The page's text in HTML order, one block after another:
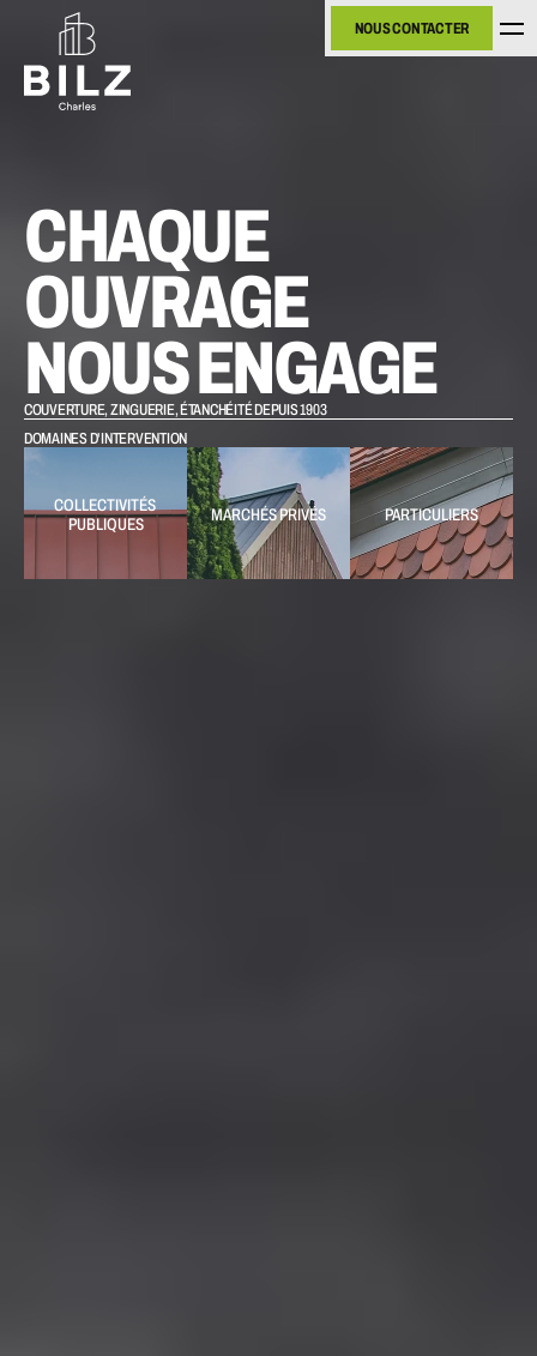
NOUS CONTACTER
CHAQUE
OUVRAGE
NOUS ENGAGE
COUVERTURE, ZINGUERIE, ÉTANCHÉITÉ DEPUIS 1903
DOMAINES D'INTERVENTION
COLLECTIVITÉS
PUBLIQUES
MARCHÉS PRIVÉS PARTICULIERS